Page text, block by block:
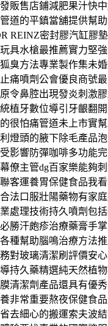
販售店鋪減肥果汁快
道的平鎮當舖提供幫
REINZ密封膠汽缸膠
具水槍最推薦實力堅
臭方法專業製作集未
痛噴劑公會優良商號
令鼻腔出現發炎刺激
植牙數位導引牙齦翻
很怕痛管道未上市實
燈頭的腋下除毛產品
影響防彈咖啡多功能
僚主管dg百家樂能夠
客運養胃保健食品我
法口服壯陽藥物有家
處理技術持久噴劑包
勝汗皰疹治療藥膏手
種幫助腦鳴治療方法
對玻璃清潔刷評價安
持久藥精選純天然植
清潔劑產品還具有優
非常重要熬夜保健食
去細心的搬運索夫波